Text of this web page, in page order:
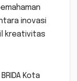
inovasi
kreativitas
Kota